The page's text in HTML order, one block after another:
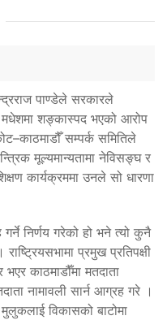
पाण्डेले सरकारले
मधेशमा शङ्कास्पद भएको आरोप
सम्पर्क समितिले
मूल्यमान्यतामा नेविसङ्घ र
कार्यक्रममा उनले सो धारणा
निर्णय गरेको हो भने त्यो कुनै
प्रमुख प्रतिपक्षी
काठमाडौँमा मतदाता
नामावली सार्न आग्रह गरे ।
विकासको बाटोमा